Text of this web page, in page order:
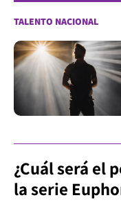
TALENTO NACIONAL
¿Cuál será el
la serie